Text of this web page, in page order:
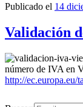
Publicado el 14
Validación
número de IVA en
http://ec.europa.eu/